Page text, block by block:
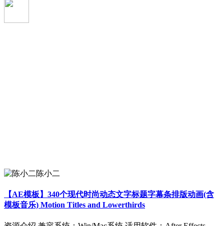
陈小二
【AE模板】340个现代时尚动态文字标题字幕条排版动画(含
模板音乐) Motion Titles and Lowerthirds